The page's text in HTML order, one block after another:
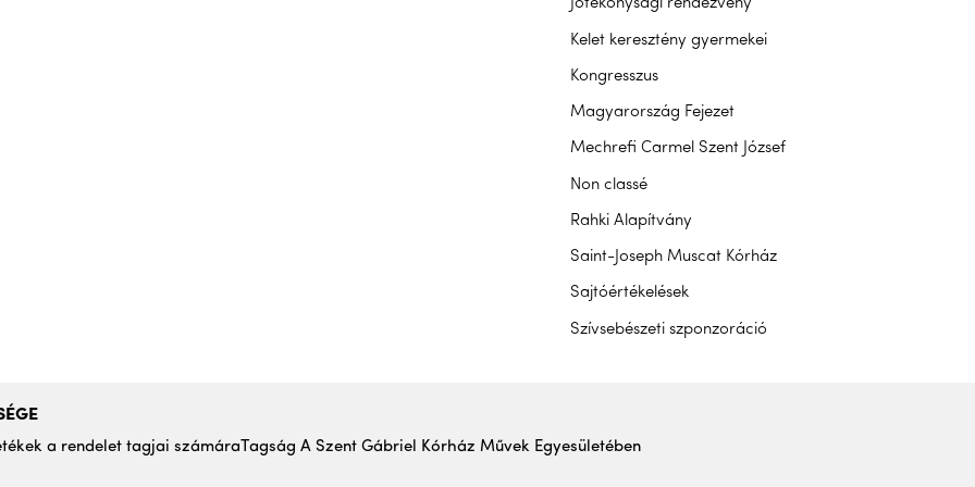
Jótékonysági rendezvény
Kelet keresztény gyermekei
Kongresszus
Magyarország Fejezet
Mechrefi Carmel Szent József
Non classé
Rahki Alapítvány
Saint-Joseph Muscat Kórház
Sajtóértékelések
Szívsebészeti szponzoráció
a rendelet tagjai számára Tagság A Szent Gábriel Kórház Művek Egyesületében